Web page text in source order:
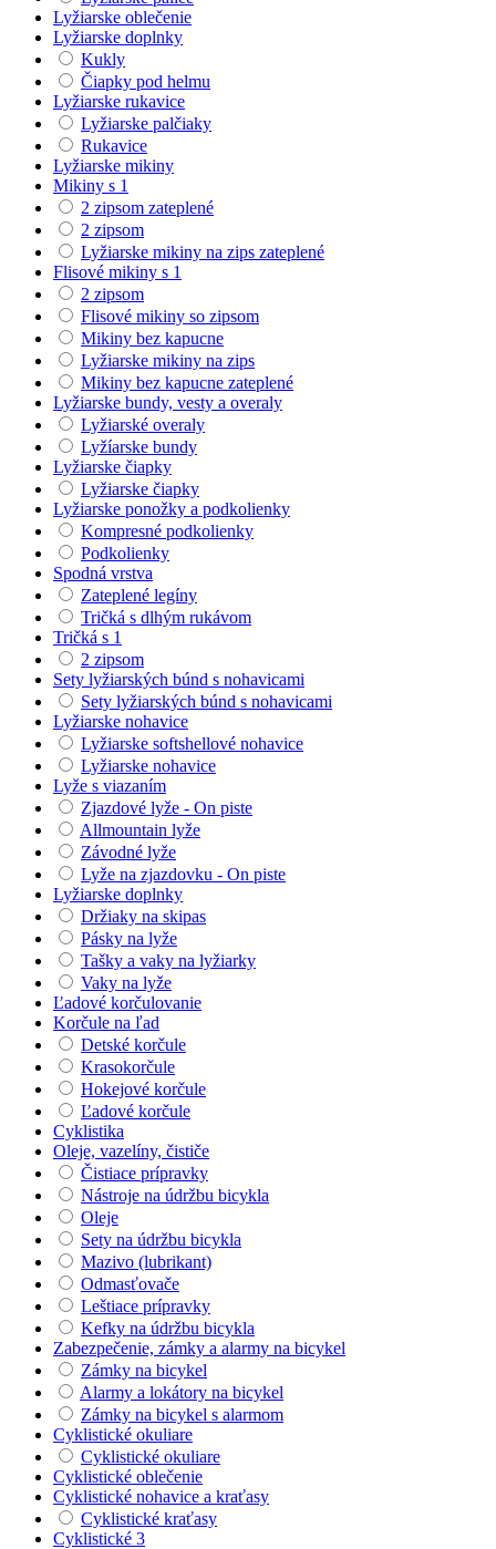
Lyžiarske oblečenie
Lyžiarske doplnky
Kukly
Čiapky pod helmu
Lyžiarske rukavice
Lyžiarske palčiaky
Rukavice
Lyžiarske mikiny
Mikiny s 1
2 zipsom zateplené
2 zipsom
Lyžiarske mikiny na zips zateplené
Flisové mikiny s 1
2 zipsom
Flisové mikiny so zipsom
Mikiny bez kapucne
Lyžiarske mikiny na zips
Mikiny bez kapucne zateplené
Lyžiarske bundy, vesty a overaly
Lyžiarské overaly
Lyžíarske bundy
Lyžiarske čiapky
Lyžiarske čiapky
Lyžiarske ponožky a podkolienky
Kompresné podkolienky
Podkolienky
Spodná vrstva
Zateplené legíny
Tričká s dlhým rukávom
Tričká s 1
2 zipsom
Sety lyžiarských búnd s nohavicami
Sety lyžiarských búnd s nohavicami
Lyžiarske nohavice
Lyžiarske softshellové nohavice
Lyžiarske nohavice
Lyže s viazaním
Zjazdové lyže - On piste
Allmountain lyže
Závodné lyže
Lyže na zjazdovku - On piste
Lyžiarske doplnky
Držiaky na skipas
Pásky na lyže
Tašky a vaky na lyžiarky
Vaky na lyže
Ľadové korčulovanie
Korčule na ľad
Detské korčule
Krasokorčule
Hokejové korčule
Ľadové korčule
Cyklistika
Oleje, vazelíny, čističe
Čistiace prípravky
Nástroje na údržbu bicykla
Oleje
Sety na údržbu bicykla
Mazivo (lubrikant)
Odmasťovače
Leštiace prípravky
Kefky na údržbu bicykla
Zabezpečenie, zámky a alarmy na bicykel
Zámky na bicykel
Alarmy a lokátory na bicykel
Zámky na bicykel s alarmom
Cyklistické okuliare
Cyklistické okuliare
Cyklistické oblečenie
Cyklistické nohavice a kraťasy
Cyklistické kraťasy
Cyklistické 3